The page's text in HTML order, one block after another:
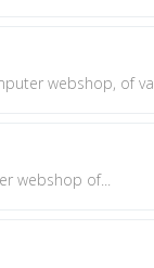
webshop, of
webshop of...